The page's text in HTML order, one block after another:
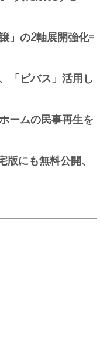
」の2軸展開強化=
「ビバス」活用し
ームの民事再生を
にも無料公開、